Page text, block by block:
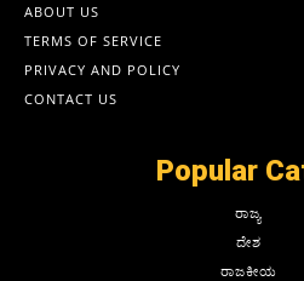
ABOUT US
TERMS OF SERVICE
PRIVACY AND POLICY
CONTACT US
Popular
ರಾಜ್ಯ
ದೇಶ
ರಾಜಕೀಯ